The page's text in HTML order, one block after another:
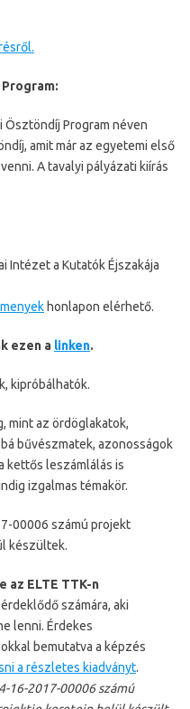
Ösztöndíj Program néven
amit már az egyetemi első
A tavalyi pályázati kiírás
Intézet a Kutatók Éjszakája
honlapon elérhető.
ezen a linken.
kipróbálhatók.
mint az ördöglakatok,
bűvészmatek, azonosságok
kettős leszámlálás is
izgalmas témakör.
00006 számú projekt
készültek.
az ELTE TTK-n
számára, aki
lenni. Érdekes
bemutatva a képzés
a részletes kiadványt.
16-2017-00006 számú